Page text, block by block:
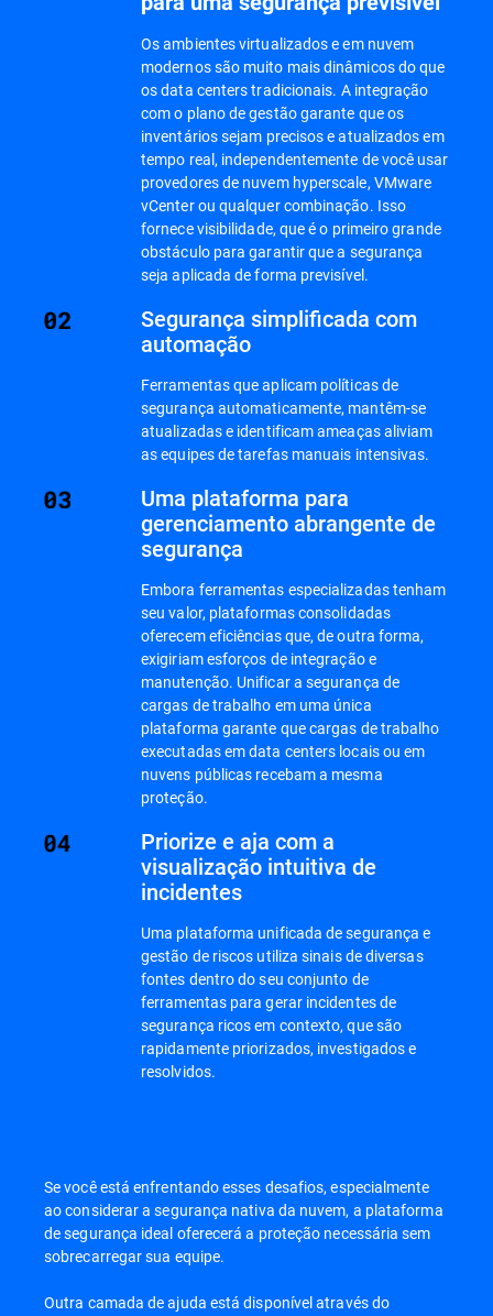
Os ambientes virtualizados e em nuvem
modernos são muito mais dinâmicos do que
os data centers tradicionais. A integração
com o plano de gestão garante que os
inventários sejam precisos e atualizados em
tempo real, independentemente de você usar
provedores de nuvem hyperscale, VMware
vCenter ou qualquer combinação. Isso
fornece visibilidade, que é o primeiro grande
obstáculo para garantir que a segurança
seja aplicada de forma previsível.
Segurança simplificada com
automação
Ferramentas que aplicam políticas de
segurança automaticamente, mantêm-se
atualizadas e identificam ameaças aliviam
as equipes de tarefas manuais intensivas.
Uma plataforma para
gerenciamento abrangente de
segurança
Embora ferramentas especializadas tenham
seu valor, plataformas consolidadas
oferecem eficiências que, de outra forma,
exigiriam esforços de integração e
manutenção. Unificar a segurança de
cargas de trabalho em uma única
plataforma garante que cargas de trabalho
executadas em data centers locais ou em
nuvens públicas recebam a mesma
proteção.
Priorize e aja com a
visualização intuitiva de
incidentes
Uma plataforma unificada de segurança e
gestão de riscos utiliza sinais de diversas
fontes dentro do seu conjunto de
ferramentas para gerar incidentes de
segurança ricos em contexto, que são
rapidamente priorizados, investigados e
resolvidos.
Se você está enfrentando esses desafios, especialmente
ao considerar a segurança nativa da nuvem, a plataforma
de segurança ideal oferecerá a proteção necessária sem
sobrecarregar sua equipe.
Outra camada de ajuda está disponível através do